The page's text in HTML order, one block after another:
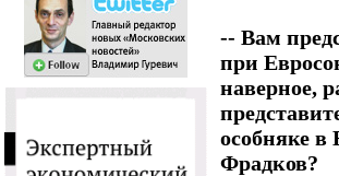
-- Вам
при
наверное,
особняке в
Фрадков?